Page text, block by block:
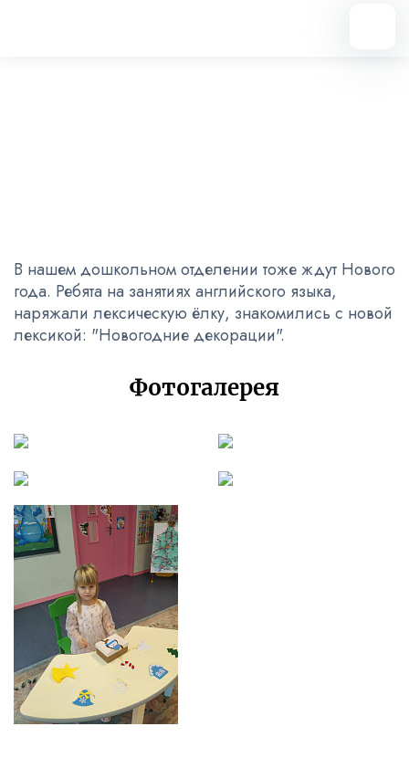
В нашем дошкольном отделении тоже ждут Нового
года. Ребята на занятиях английского языка,
наряжали лексическую ёлку, знакомились с новой
лексикой: "Новогодние декорации".
Фотогалерея